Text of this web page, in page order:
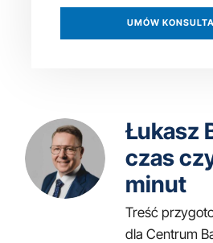
UMÓW
Łukasz
czas
minut
Treść
dla Centrum